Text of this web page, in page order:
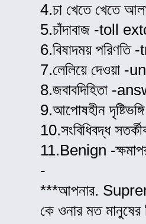
4.চা খেতে খেতে
5.চাঁদাবাজ -toll
6.বিষাদময়
7.লেলিয়ে দেওয়া -
8.জবাবদিহিতা -
9.আপোষহীন
10.সংবিধিবদ্ধ
11.Benign -
-
***আপনার.
কে ওনার মত